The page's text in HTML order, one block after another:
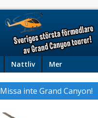
Nattliv Mer
Missa inte Grand Canyon!